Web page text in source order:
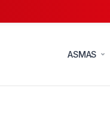
ASMAS